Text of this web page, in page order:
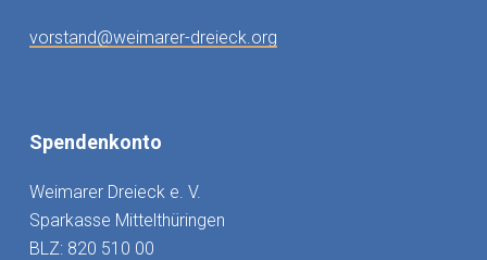
vorstand@weimarer-dreieck.org
Spendenkonto
Weimarer Dreieck e. V.
Sparkasse Mittelthüringen
BLZ: 820 510 00